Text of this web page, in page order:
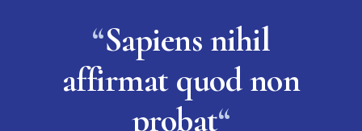
“Sapiens nihil
affirmat quod non
probat“